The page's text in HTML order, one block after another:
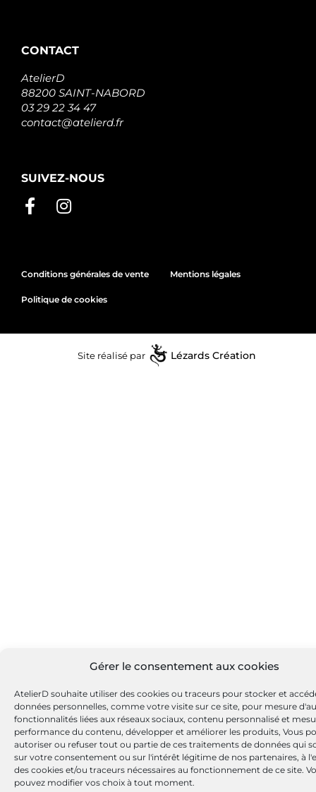
Gérer le consentement aux cookies
AtelierD souhaite utiliser des cookies ou traceurs pour stocker et
données personnelles, comme votre visite sur ce site, pour mesure
fonctionnalités liées aux réseaux sociaux, contenu personnalisé et
performance du contenu, développer et améliorer les produits, Vous
autoriser ou refuser tout ou partie de ces traitements de données qui
sur votre consentement ou sur l'intérêt légitime de nos partenaires, à
des cookies et/ou traceurs nécessaires au fonctionnement de ce site.
pouvez modifier vos choix à tout moment.
CONTACT
AtelierD
88200 SAINT-NABORD
03 29 22 34 47
contact@atelierd.fr
SUIVEZ-NOUS
Conditions générales de vente Mentions légales
Politique de cookies
Site réalisé par Lézards Création